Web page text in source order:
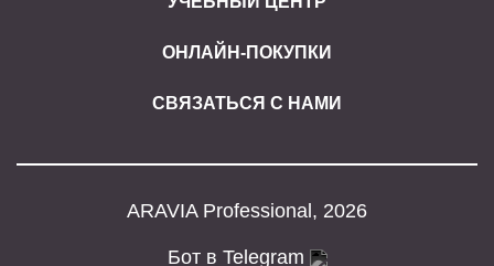
ОНЛАЙН-ПОКУПКИ
СВЯЗАТЬСЯ С НАМИ
ARAVIA Professional, 2026
Бот в Telegram